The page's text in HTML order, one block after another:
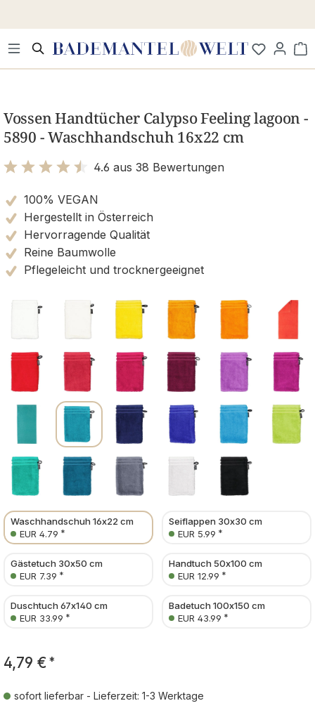
Vossen Handtücher Calypso Feeling lagoon -
5890 - Waschhandschuh 16x22 cm
4.6 aus 38 Bewertungen
100% VEGAN
Hergestellt in Österreich
Hervorragende Qualität
Reine Baumwolle
Pflegeleicht und trocknergeeignet
Waschhandschuh 16x22 cm
EUR 4.79 *
Seiflappen 30x30 cm
EUR 5.99 *
Gästetuch 30x50 cm
EUR 7.39 *
Handtuch 50x100 cm
EUR 12.99 *
Duschtuch 67x140 cm
EUR 33.99 *
Badetuch 100x150 cm
EUR 43.99 *
4,79 € *
sofort lieferbar - Lieferzeit: 1-3 Werktage